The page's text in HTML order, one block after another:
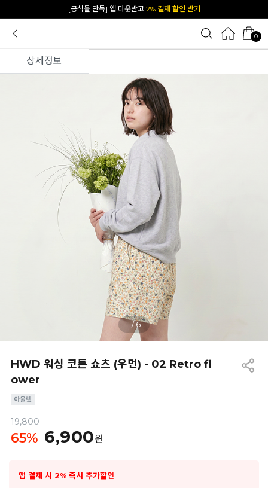
카카오 플친 추가하면1천원 즉시 할인 쿠폰
0
상세정보
1/6
HWD 워싱 코튼 쇼츠 (우먼) - 02 Retro fl
ower
19,800
65% 6,900원
앱 결제 시 2% 즉시 추가할인